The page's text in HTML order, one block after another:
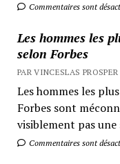
Commentaires sont
Les hommes les
selon Forbes
PAR VINCESLAS PROSPER
Les hommes les
Forbes sont
visiblement pas
Commentaires sont